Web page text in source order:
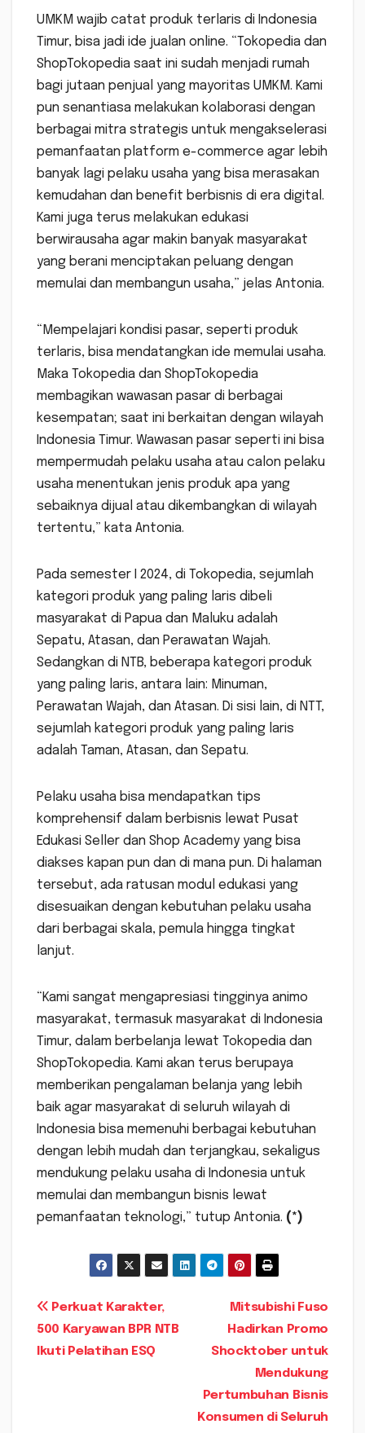
UMKM wajib catat produk terlaris di Indonesia
Timur, bisa jadi ide jualan online. “Tokopedia dan
ShopTokopedia saat ini sudah menjadi rumah
bagi jutaan penjual yang mayoritas UMKM. Kami
pun senantiasa melakukan kolaborasi dengan
berbagai mitra strategis untuk mengakselerasi
pemanfaatan platform e-commerce agar lebih
banyak lagi pelaku usaha yang bisa merasakan
kemudahan dan benefit berbisnis di era digital.
Kami juga terus melakukan edukasi
berwirausaha agar makin banyak masyarakat
yang berani menciptakan peluang dengan
memulai dan membangun usaha,” jelas Antonia.
“Mempelajari kondisi pasar, seperti produk
terlaris, bisa mendatangkan ide memulai usaha.
Maka Tokopedia dan ShopTokopedia
membagikan wawasan pasar di berbagai
kesempatan; saat ini berkaitan dengan wilayah
Indonesia Timur. Wawasan pasar seperti ini bisa
mempermudah pelaku usaha atau calon pelaku
usaha menentukan jenis produk apa yang
sebaiknya dijual atau dikembangkan di wilayah
tertentu,” kata Antonia.
Pada semester I 2024, di Tokopedia, sejumlah
kategori produk yang paling laris dibeli
masyarakat di Papua dan Maluku adalah
Sepatu, Atasan, dan Perawatan Wajah.
Sedangkan di NTB, beberapa kategori produk
yang paling laris, antara lain: Minuman,
Perawatan Wajah, dan Atasan. Di sisi lain, di NTT,
sejumlah kategori produk yang paling laris
adalah Taman, Atasan, dan Sepatu.
Pelaku usaha bisa mendapatkan tips
komprehensif dalam berbisnis lewat Pusat
Edukasi Seller dan Shop Academy yang bisa
diakses kapan pun dan di mana pun. Di halaman
tersebut, ada ratusan modul edukasi yang
disesuaikan dengan kebutuhan pelaku usaha
dari berbagai skala, pemula hingga tingkat
lanjut.
“Kami sangat mengapresiasi tingginya animo
masyarakat, termasuk masyarakat di Indonesia
Timur, dalam berbelanja lewat Tokopedia dan
ShopTokopedia. Kami akan terus berupaya
memberikan pengalaman belanja yang lebih
baik agar masyarakat di seluruh wilayah di
Indonesia bisa memenuhi berbagai kebutuhan
dengan lebih mudah dan terjangkau, sekaligus
mendukung pelaku usaha di Indonesia untuk
memulai dan membangun bisnis lewat
pemanfaatan teknologi,” tutup Antonia. (*)
Navigasi
pos
Mitsubishi Fuso
Hadirkan Promo
Shocktober untuk
Mendukung
Pertumbuhan Bisnis
Konsumen di Seluruh
Perkuat Karakter,
500 Karyawan BPR NTB
Ikuti Pelatihan ESQ